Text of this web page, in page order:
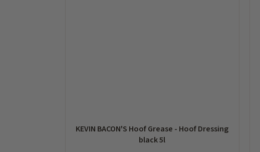
KEVIN BACON'S Hoof Grease - Hoof Dressing
black 5l